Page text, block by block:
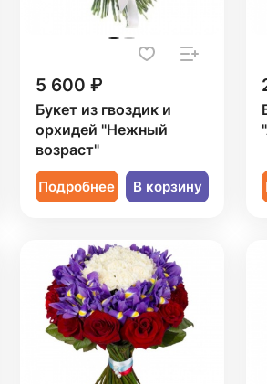
5 600 ₽
Букет из гвоздик и
орхидей "Нежный
возраст"
Подробнее В корзину